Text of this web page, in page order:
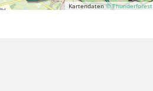
Kartendaten© Thunderforest